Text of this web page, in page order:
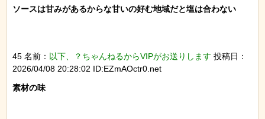
ソースは甘みがあるからな甘いの好む地域だと塩は合わない
45 名前： 以下、？ちゃんねるからVIPがお送りします 投稿日：
2026/04/08 20:28:02 ID:EZmAOctr0.net
素材の味